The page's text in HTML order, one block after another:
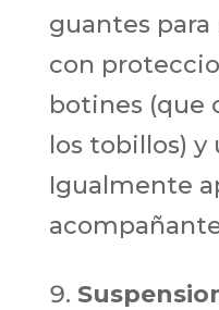
guantes
con
botines (que
los tobillos) y
Igualmente